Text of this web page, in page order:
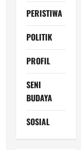
PERISTIWA
POLITIK
PROFIL
SENI
BUDAYA
SOSIAL